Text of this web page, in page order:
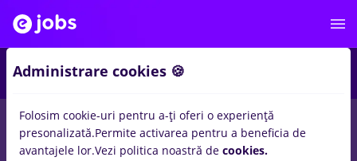
locuri de muncacu salarii Part timeinStrainatate
Entry-Level (< 2 ani)inControlul calitatii, IT / Telecom
Administrare cookies 🍪
Folosim cookie-uri pentru a-ți oferi o experiență
presonalizată.Permite activarea pentru a beneficia de
avantajele lor.Vezi politica noastră de cookies.